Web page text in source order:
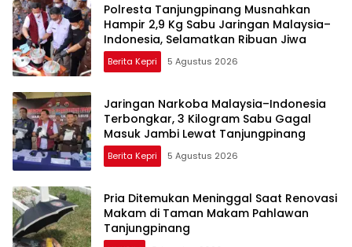
Polresta Tanjungpinang Musnahkan
Hampir 2,9 Kg Sabu Jaringan Malaysia–
Indonesia, Selamatkan Ribuan Jiwa
Berita Kepri 5 Agustus 2026
Jaringan Narkoba Malaysia–Indonesia
Terbongkar, 3 Kilogram Sabu Gagal
Masuk Jambi Lewat Tanjungpinang
Berita Kepri 5 Agustus 2026
Pria Ditemukan Meninggal Saat Renovasi
Makam di Taman Makam Pahlawan
Tanjungpinang